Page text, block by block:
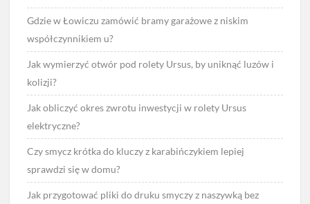
Gdzie w Łowiczu zamówić bramy garażowe z niskim
współczynnikiem u?
Jak wymierzyć otwór pod rolety Ursus, by uniknąć luzów i
kolizji?
Jak obliczyć okres zwrotu inwestycji w rolety Ursus
elektryczne?
Czy smycz krótka do kluczy z karabińczykiem lepiej
sprawdzi się w domu?
Jak przygotować pliki do druku smyczy z naszywką bez